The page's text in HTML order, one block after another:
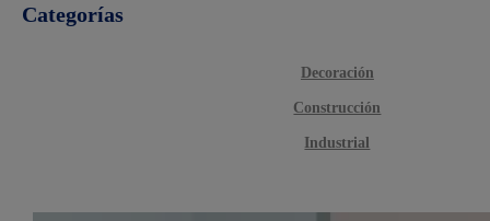
Categorías
Decoración
Construcción
Industrial